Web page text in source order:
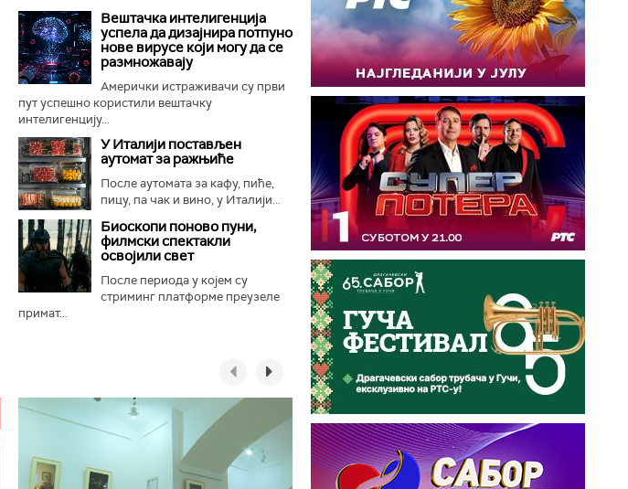
Вештачка интелигенција
успела да дизајнира потпуно
нове вирусе који могу да се
размножавају
Амерички истраживачи су први
пут успешно користили вештачку
интелигенцију...
У Италији постављен
аутомат за ражњиће
После аутомата за кафу, пиће,
пицу, па чак и вино, у Италији...
Биоскопи поново пуни,
филмски спектакли
освојили свет
После периода у којем су
стриминг платформе преузеле
примат...